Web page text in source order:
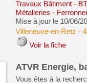
Travaux Bâtiment -
Métalleries -
Mise à jour le 10/06/
Villeneuve-en-Retz -
Voir la fiche
ATVR Energie,
Vous êtes à la